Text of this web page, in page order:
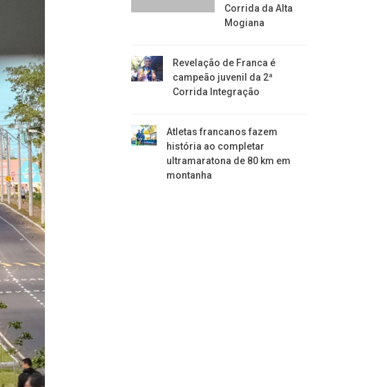
Corrida da Alta
Mogiana
Revelação de Franca é
campeão juvenil da 2ª
Corrida Integração
Atletas francanos fazem
história ao completar
ultramaratona de 80 km em
montanha